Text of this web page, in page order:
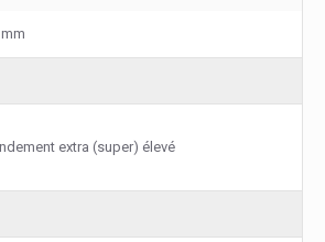
extra (super) élevé